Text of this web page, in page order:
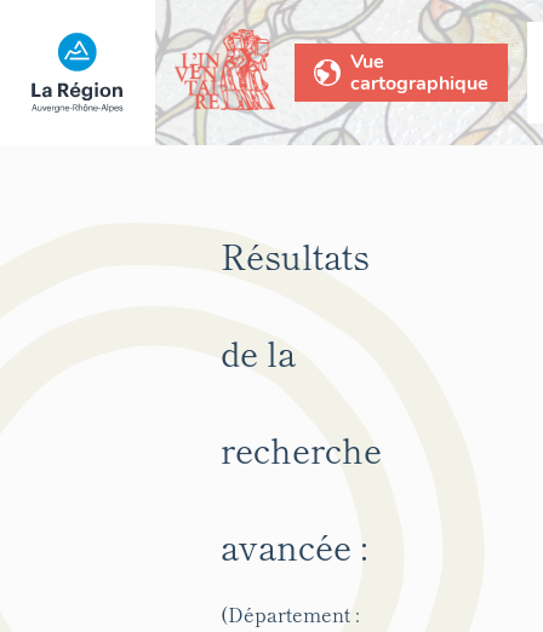
Vue
cartographique
Résultats
de la
recherche
avancée :
(Département :